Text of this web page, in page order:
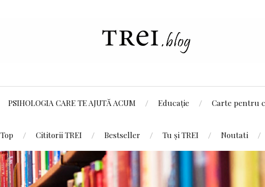
PSIHOLOGIA CARE TE AJUTĂ ACUM Educație Carte pentru
Top Cititorii TREI Bestseller Tu și TREI Noutati